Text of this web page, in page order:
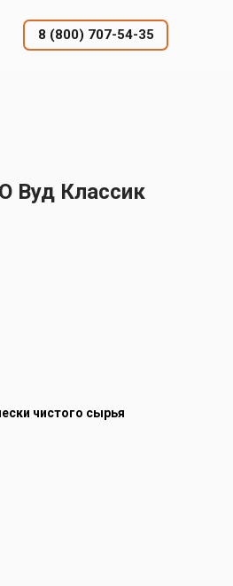
8 (800) 707-54-35
Вуд Классик
чистого сырья